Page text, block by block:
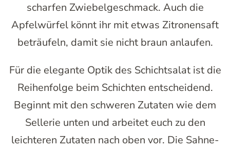
scharfen Zwiebelgeschmack. Auch die
Apfelwürfel könnt ihr mit etwas Zitronensaft
beträufeln, damit sie nicht braun anlaufen.
Für die elegante Optik des Schichtsalat ist die
Reihenfolge beim Schichten entscheidend.
Beginnt mit den schweren Zutaten wie dem
Sellerie unten und arbeitet euch zu den
leichteren Zutaten nach oben vor. Die Sahne-